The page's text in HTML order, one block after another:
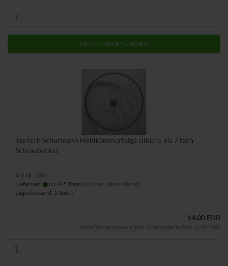
IN DEN WARENKORB
JoyTech Schürmann Hohlkammerfelge silber 5 bis 7 fach
Schraubkranz
Art.Nr.: 359
Lieferzeit:
ca. 4-5 Tage (Ausland abweichend)
Lagerbestand: 1 Stück
14,00 EUR
Kein Steuerausweis gem. Kleinuntern.-Reg. §19 UStG